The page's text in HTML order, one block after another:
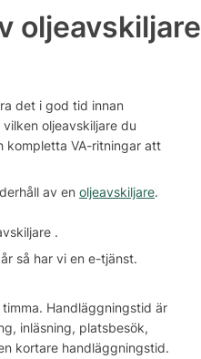
oljeavskiljare
det i god tid innan
oljeavskiljare du
kompletta VA-ritningar att
av en oljeavskiljare.
.
så har vi en e-tjänst.
Handläggningstid är
inläsning, platsbesök,
kortare handläggningstid.